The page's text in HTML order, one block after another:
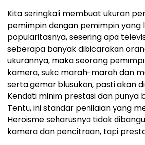
Kita seringkali membuat ukuran
pemimpin dengan pemimpin yang
popularitasnya, sesering apa
seberapa banyak dibicarakan
ukurannya, maka seorang
kamera, suka marah-marah dan
serta gemar blusukan, pasti akan
Kendati minim prestasi dan punya
Tentu, ini standar penilaian yang
Heroisme seharusnya tidak
kamera dan pencitraan, tapi